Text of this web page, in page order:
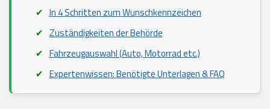
In 4 Schritten zum Wunschkennzeichen
Zuständigkeiten der Behörde
Fahrzeugauswahl (Auto, Motorrad etc.)
Expertenwissen: Benötigte Unterlagen & FAQ